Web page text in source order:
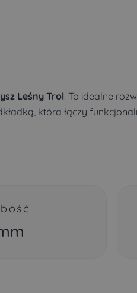
Leśny Trol. To idealne
która łączy